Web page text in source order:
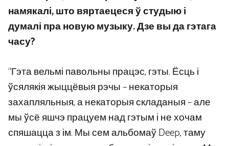
намякалі, што вяртаецеся ў студыю і
думалі пра новую музыку. Дзе вы да гэтага
часу?
“Гэта вельмі павольны працэс, гэты. Ёсць і
ўсялякія жыццёвыя рэчы – некаторыя
захапляльныя, а некаторыя складаныя – але
мы ўсё яшчэ працуем над гэтым і не хочам
спяшацца з ім. Мы сем альбомаў Deep, таму